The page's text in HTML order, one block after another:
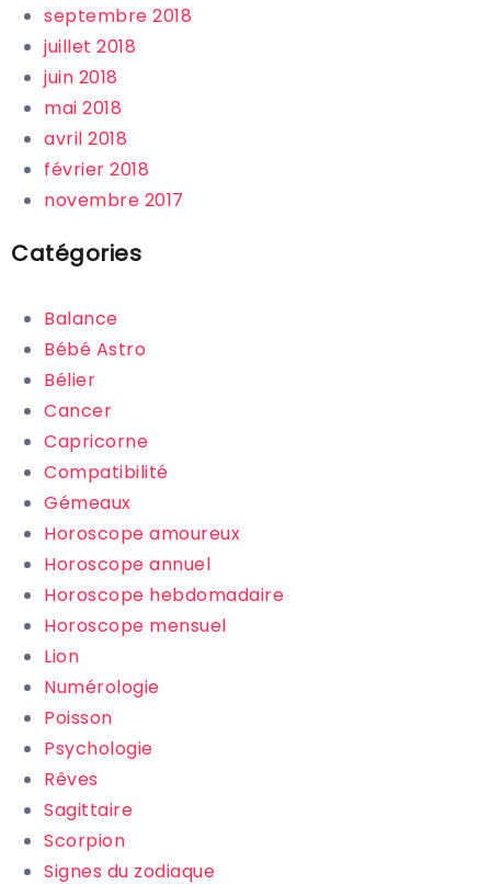
septembre 2018
juillet 2018
juin 2018
mai 2018
avril 2018
février 2018
novembre 2017
Catégories
Balance
Bébé Astro
Bélier
Cancer
Capricorne
Compatibilité
Gémeaux
Horoscope amoureux
Horoscope annuel
Horoscope hebdomadaire
Horoscope mensuel
Lion
Numérologie
Poisson
Psychologie
Rêves
Sagittaire
Scorpion
Signes du zodiaque